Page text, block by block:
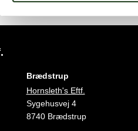
Brædstrup
Hornsleth's Eftf.
Sygehusvej 4
8740 Brædstrup